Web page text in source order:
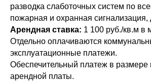
разводка слаботочных систем по
пожарная и охранная
Арендная ставка: 1 100 руб./кв.м в
Отдельно оплачиваются
эксплуатационные платежи.
Обеспечительный платеж в размере
арендной платы.